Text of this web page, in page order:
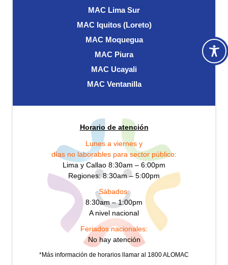
MAC Lima Sur
MAC Iquitos (Loreto)
MAC Moquegua
MAC Piura
MAC Ucayali
MAC Ventanilla
Horario de atención
Lunes a viernes y
días no laborables para sector público:
Lima y Callao 8:30am – 6:00pm
Regiones: 8:30am – 5:00pm
Sábados:
8:30am – 1:00pm
A nivel nacional
Feriados nacionales:
No hay atención
*Más información de horarios llamar al 1800 ALOMAC